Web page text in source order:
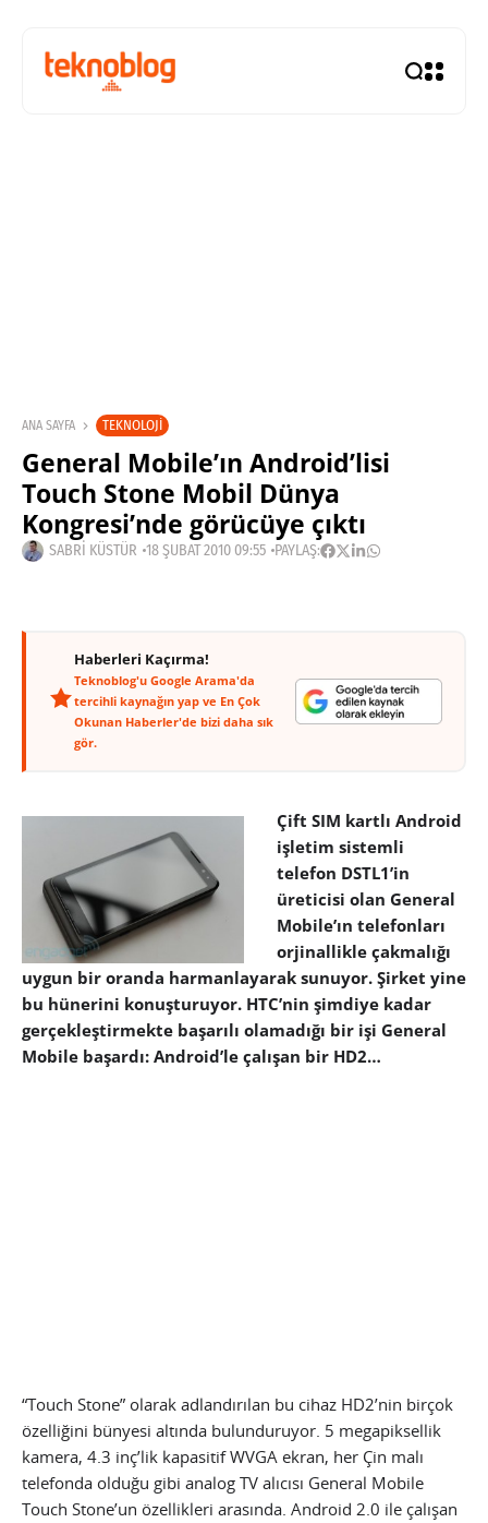
ANA SAYFA TEKNOLOJI
General Mobile’ın Android’lisi
Touch Stone Mobil Dünya
Kongresi’nde görücüye çıktı
SABRI KÜSTÜR 18 ŞUBAT 2010 09:55 PAYLAŞ:
Haberleri Kaçırma!
Teknoblog'u Google Arama'da
tercihli kaynağın yap ve En Çok
Okunan Haberler'de bizi daha sık
gör.
Çift SIM kartlı Android
işletim sistemli
telefon DSTL1’in
üreticisi olan General
Mobile’ın telefonları
orjinallikle çakmalığı
uygun bir oranda harmanlayarak sunuyor. Şirket yine
bu hünerini konuşturuyor. HTC’nin şimdiye kadar
gerçekleştirmekte başarılı olamadığı bir işi General
Mobile başardı: Android’le çalışan bir HD2…
“Touch Stone” olarak adlandırılan bu cihaz HD2’nin birçok
özelliğini bünyesi altında bulunduruyor. 5 megapiksellik
kamera, 4.3 inç’lik kapasitif WVGA ekran, her Çin malı
telefonda olduğu gibi analog TV alıcısı General Mobile
Touch Stone’un özellikleri arasında. Android 2.0 ile çalışan